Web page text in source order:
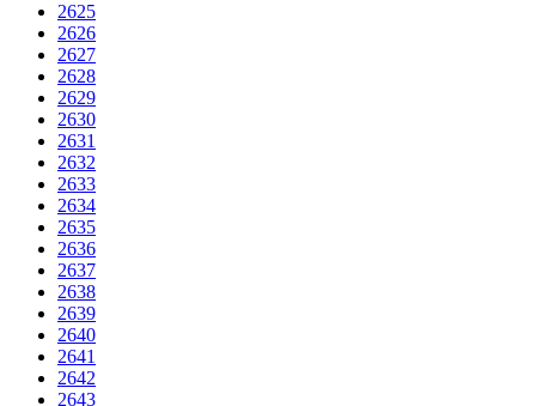
2625
2626
2627
2628
2629
2630
2631
2632
2633
2634
2635
2636
2637
2638
2639
2640
2641
2642
2643